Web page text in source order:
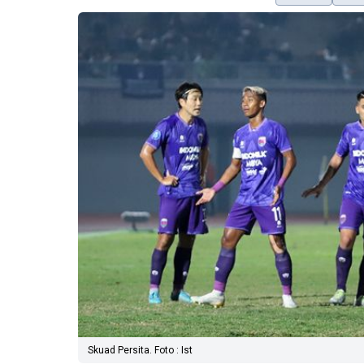
Skuad Persita. Foto : Ist